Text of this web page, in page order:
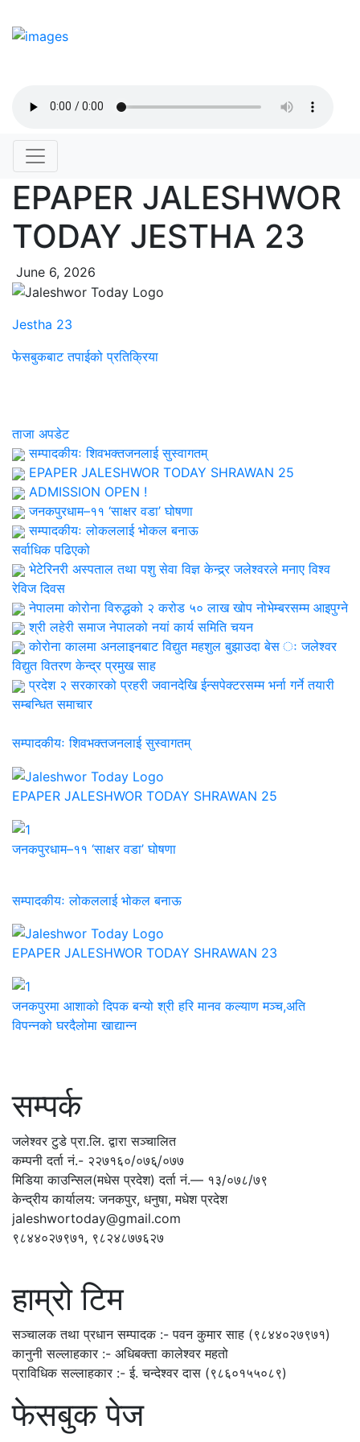
EPAPER JALESHWOR
TODAY JESTHA 23
June 6, 2026
Jestha 23
फेसबुकबाट तपाईको प्रतिक्रिया
ताजा अपडेट
सम्पादकीयः शिवभक्तजनलाई सुस्वागतम्
EPAPER JALESHWOR TODAY SHRAWAN 25
ADMISSION OPEN !
जनकपुरधाम–११ ‘साक्षर वडा’ घोषणा
सम्पादकीयः लोकललाई भोकल बनाऊ
सर्वाधिक पढिएको
भेटेरिनरी अस्पताल तथा पशु सेवा विज्ञ केन्द्र्र जलेश्वरले मनाए विश्व
रेविज दिवस
नेपालमा कोरोना विरुद्धको २ करोड ५० लाख खोप नोभेम्बरसम्म आइपुग्ने
श्री लहेरी समाज नेपालको नयां कार्य समिति चयन
कोरोना कालमा अनलाइनबाट विद्युत महशुल बुझाउदा बेस ः जलेश्वर
विद्युत वितरण केन्द्र प्रमुख साह
प्रदेश २ सरकारको प्रहरी जवानदेखि ईन्सपेक्टरसम्म भर्ना गर्ने तयारी
सम्बन्धित समाचार
सम्पादकीयः शिवभक्तजनलाई सुस्वागतम्
EPAPER JALESHWOR TODAY SHRAWAN 25
जनकपुरधाम–११ ‘साक्षर वडा’ घोषणा
सम्पादकीयः लोकललाई भोकल बनाऊ
EPAPER JALESHWOR TODAY SHRAWAN 23
जनकपुरमा आशाको दिपक बन्यो श्री हरि मानव कल्याण मञ्च,अति
विपन्नको घरदैलोमा खाद्यान्न
सम्पर्क
जलेश्वर टुडे प्रा.लि. द्वारा सञ्चालित
कम्पनी दर्ता नं.- २२७१६०/०७६्/०७७
मिडिया काउन्सिल(मधेस प्रदेश) दर्ता नं.— १३/०७८/७९
केन्द्रीय कार्यालय: जनकपुर, धनुषा, मधेश प्रदेश
jaleshwortoday@gmail.com
९८४४०२७९७१, ९८२४८७७६२७
हाम्रो टिम
सञ्चालक तथा प्रधान सम्पादक :- पवन कुमार साह (९८४४०२७९७१)
कानुनी सल्लाहकार :- अधिबक्ता कालेश्वर महतो
प्राविधिक सल्लाहकार :- ई. चन्देश्वर दास (९८६०१५५०८९)
फेसबुक पेज